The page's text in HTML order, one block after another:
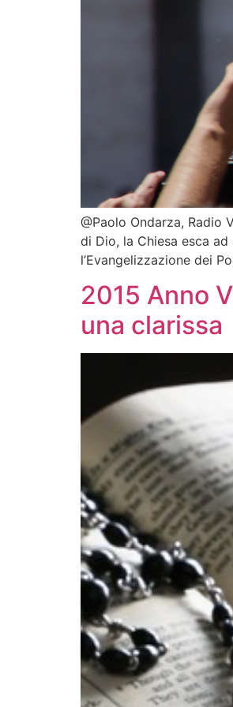
@Paolo Ondarza, Radio
di Dio, la Chiesa esca
l’Evangelizzazione dei
2015 Anno
una clarissa